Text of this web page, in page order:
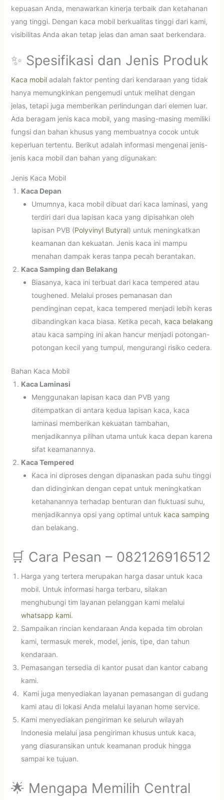
kepuasan Anda, menawarkan kinerja terbaik dan ketahanan
yang tinggi. Dengan kaca mobil berkualitas tinggi dari kami,
visibilitas Anda akan tetap jelas dan aman saat berkendara.
✨ Spesifikasi dan Jenis Produk
Kaca mobiladalah faktor penting dari kendaraan yang tidak
hanya memungkinkan pengemudi untuk melihat dengan
jelas, tetapi juga memberikan perlindungan dari elemen luar.
Ada beragam jenis kaca mobil, yang masing-masing memiliki
fungsi dan bahan khusus yang membuatnya cocok untuk
keperluan tertentu. Berikut adalah informasi mengenai jenis-
jenis kaca mobil dan bahan yang digunakan:
Jenis Kaca Mobil
Kaca Depan
Umumnya, kaca mobil dibuat dari kaca laminasi, yang
terdiri dari dua lapisan kaca yang dipisahkan oleh
lapisan PVB (Polyvinyl Butyral) untuk meningkatkan
keamanan dan kekuatan. Jenis kaca ini mampu
menahan dampak keras tanpa pecah berantakan.
Kaca Samping dan Belakang
Biasanya, kaca ini terbuat dari kaca tempered atau
toughened. Melalui proses pemanasan dan
pendinginan cepat, kaca tempered menjadi lebih keras
dibandingkan kaca biasa. Ketika pecah, kaca belakang
atau kaca samping ini akan hancur menjadi potongan-
potongan kecil yang tumpul, mengurangi risiko cedera.
Bahan Kaca Mobil
Kaca Laminasi
Menggunakan lapisan kaca dan PVB yang
ditempatkan di antara kedua lapisan kaca, kaca
laminasi memberikan kekuatan tambahan,
menjadikannya pilihan utama untuk kaca depan karena
sifat keamanannya.
Kaca Tempered
Kaca ini diproses dengan dipanaskan pada suhu tinggi
dan didinginkan dengan cepat untuk meningkatkan
ketahanannya terhadap benturan dan fluktuasi suhu,
menjadikannya opsi yang optimal untuk kaca samping
dan belakang.
🛒 Cara Pesan – 082126916512
Harga yang tertera merupakan harga dasar untuk kaca
mobil. Untuk informasi harga terbaru, silakan
menghubungi tim layanan pelanggan kami melalui
whatsapp kami.
Sampaikan rincian kendaraan Anda kepada tim obrolan
kami, termasuk merek, model, jenis, tipe, dan tahun
kendaraan.
Pemasangan tersedia di kantor pusat dan kantor cabang
kami.
Kami juga menyediakan layanan pemasangan di gudang
kami atau di lokasi Anda melalui layanan home service.
Kami menyediakan pengiriman ke seluruh wilayah
Indonesia melalui jasa pengiriman khusus untuk kaca,
yang diasuransikan untuk keamanan produk hingga
sampai ke tujuan.
🌟 Mengapa Memilih Central